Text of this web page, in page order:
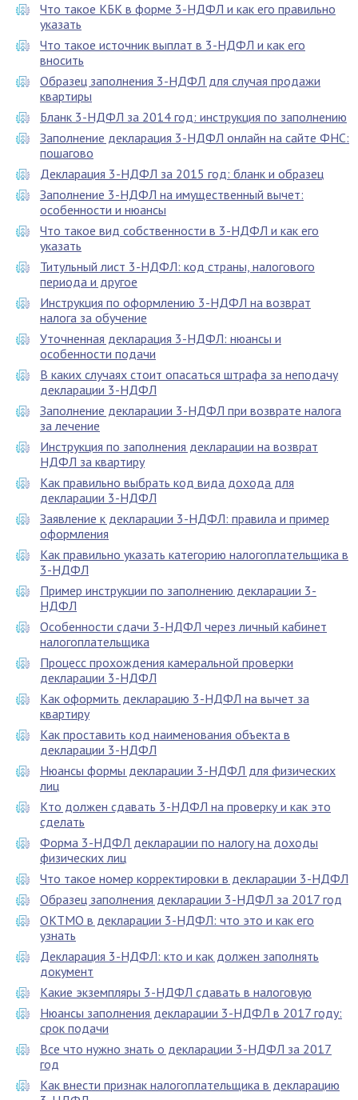
Что такое КБК в форме 3-НДФЛ и как его правильно
указать
Что такое источник выплат в 3-НДФЛ и как его
вносить
Образец заполнения 3-НДФЛ для случая продажи
квартиры
Бланк 3-НДФЛ за 2014 год: инструкция по заполнению
Заполнение декларация 3-НДФЛ онлайн на сайте ФНС:
пошагово
Декларация 3-НДФЛ за 2015 год: бланк и образец
Заполнение 3-НДФЛ на имущественный вычет:
особенности и нюансы
Что такое вид собственности в 3-НДФЛ и как его
указать
Титульный лист 3-НДФЛ: код страны, налогового
периода и другое
Инструкция по оформлению 3-НДФЛ на возврат
налога за обучение
Уточненная декларация 3-НДФЛ: нюансы и
особенности подачи
В каких случаях стоит опасаться штрафа за неподачу
декларации 3-НДФЛ
Заполнение декларации 3-НДФЛ при возврате налога
за лечение
Инструкция по заполнения декларации на возврат
НДФЛ за квартиру
Как правильно выбрать код вида дохода для
декларации 3-НДФЛ
Заявление к декларации 3-НДФЛ: правила и пример
оформления
Как правильно указать категорию налогоплательщика в
3-НДФЛ
Пример инструкции по заполнению декларации 3-
НДФЛ
Особенности сдачи 3-НДФЛ через личный кабинет
налогоплательщика
Процесс прохождения камеральной проверки
декларации 3-НДФЛ
Как оформить декларацию 3-НДФЛ на вычет за
квартиру
Как проставить код наименования объекта в
декларации 3-НДФЛ
Нюансы формы декларации 3-НДФЛ для физических
лиц
Кто должен сдавать 3-НДФЛ на проверку и как это
сделать
Форма 3-НДФЛ декларации по налогу на доходы
физических лиц
Что такое номер корректировки в декларации 3-НДФЛ
Образец заполнения декларации 3-НДФЛ за 2017 год
ОКТМО в декларации 3-НДФЛ: что это и как его
узнать
Декларация 3-НДФЛ: кто и как должен заполнять
документ
Какие экземпляры 3-НДФЛ сдавать в налоговую
Нюансы заполнения декларации 3-НДФЛ в 2017 году:
срок подачи
Все что нужно знать о декларации 3-НДФЛ за 2017
год
Как внести признак налогоплательщика в декларацию